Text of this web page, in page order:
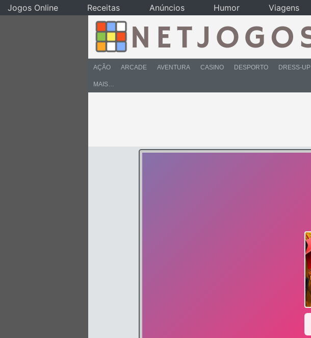
AÇÃO ARCADE AVENTURA CASINO DESPORTO DRESS-UP
MAIS…
Jogos Online Receitas Anúncios Humor Viagens